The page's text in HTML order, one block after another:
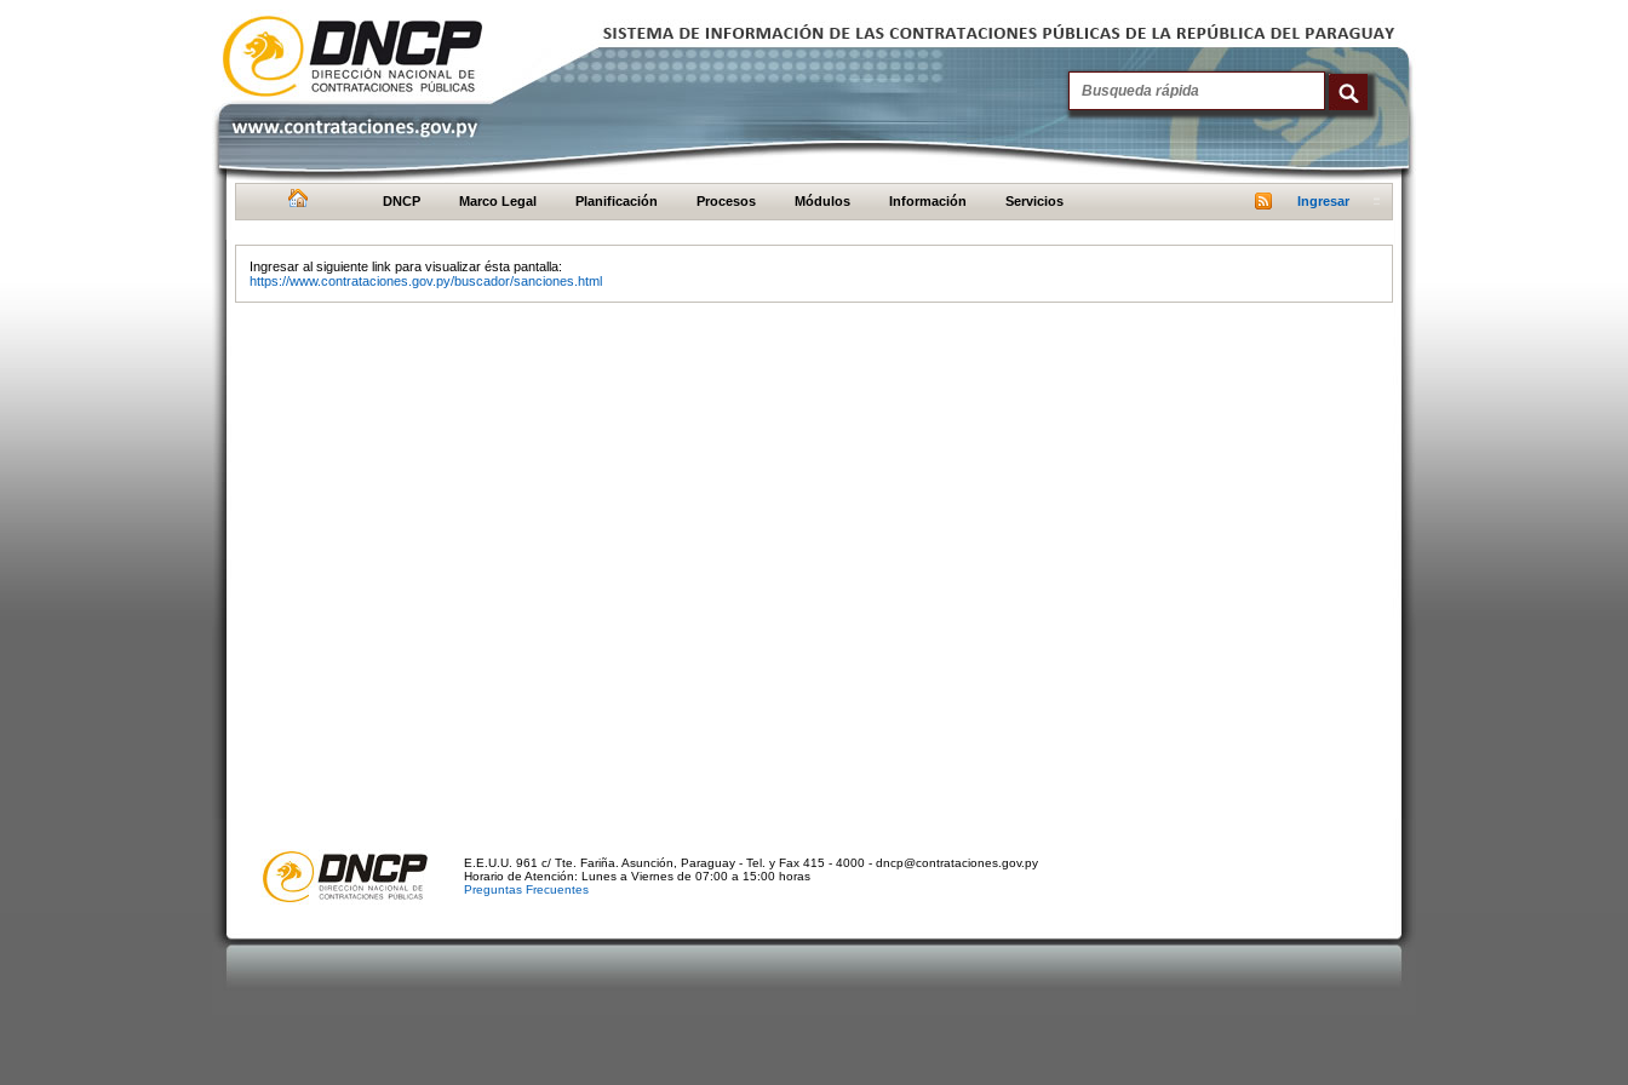
DNCP Marco Legal Planificación Procesos Módulos Información Servicios Ingresar
Ingresar al siguiente link para visualizar ésta pantalla:
https://www.contrataciones.gov.py/buscador/sanciones.html
E.E.U.U. 961 c/ Tte. Fariña. Asunción, Paraguay - Tel. y Fax 415 - 4000 - dncp@contrataciones.gov.py
Horario de Atención: Lunes a Viernes de 07:00 a 15:00 horas
Preguntas Frecuentes